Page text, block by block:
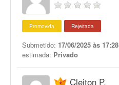
Promovida Rejeitada
Submetido: 17/06/2025 às 17:28
estimada: Privado
Cleiton P.